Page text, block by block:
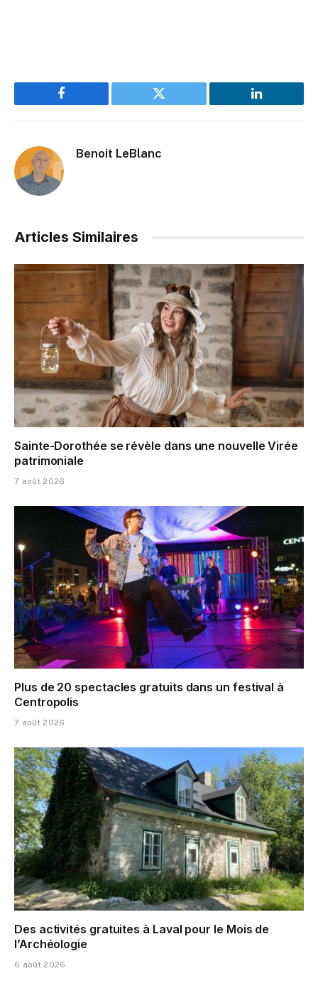
Facebook Twitter LinkedIn
Benoit LeBlanc
Articles Similaires
Sainte-Dorothée se révèle dans une nouvelle Virée
patrimoniale
7 août 2026
Plus de 20 spectacles gratuits dans un festival à
Centropolis
7 août 2026
Des activités gratuites à Laval pour le Mois de
l’Archéologie
6 août 2026